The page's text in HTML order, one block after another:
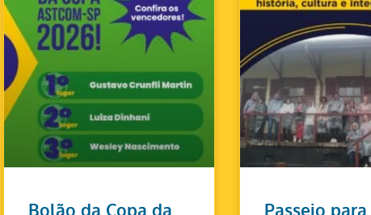
Bolão da Copa da
Passeio para